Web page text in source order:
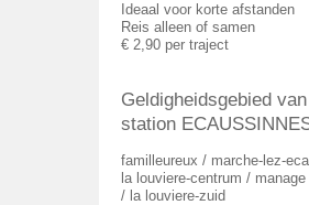
Ideaal voor korte afstanden
Reis alleen of samen
€ 2,90 per traject
Geldigheidsgebied
station
familleureux / marche-lez-
la louviere-centrum / manage
/ la louviere-zuid